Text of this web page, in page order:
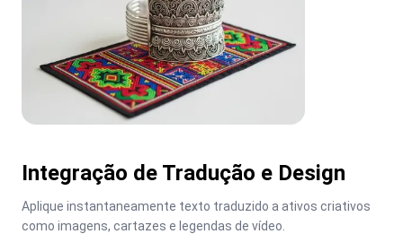
Integração de Tradução e Design
Aplique instantaneamente texto traduzido a ativos criativos
como imagens, cartazes e legendas de vídeo.